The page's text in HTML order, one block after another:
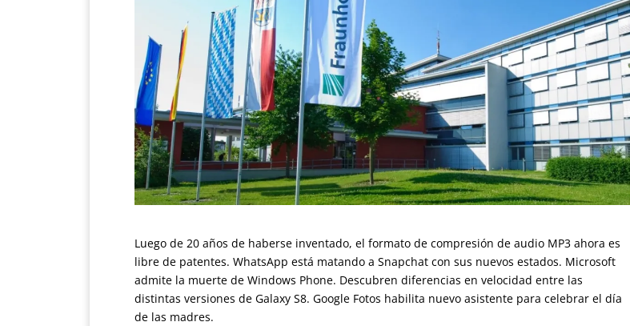
Luego de 20 años de haberse inventado, el formato de compresión de audio MP3 ahora es
libre de patentes. WhatsApp está matando a Snapchat con sus nuevos estados. Microsoft
admite la muerte de Windows Phone. Descubren diferencias en velocidad entre las
distintas versiones de Galaxy S8. Google Fotos habilita nuevo asistente para celebrar el día
de las madres.